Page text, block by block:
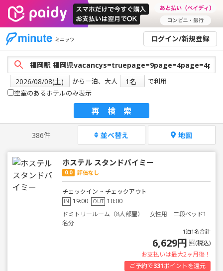
ミニッツ ログイン/新規登録
から一泊、大人
で利用
空室のあるホテルのみ表示
再検索
386件 並べ替え 地図
ホステル スタンドバイミー
0.0 評価なし
チェックイン ~ チェックアウト
IN 19:00 OUT 10:00
ドミトリールーム（8人部屋） 女性用 二段ベッド1
名分
1泊1名合計
6,629円 (税込)
お支払いは最大2ヶ月後！
ご予約で331ポイントを還元